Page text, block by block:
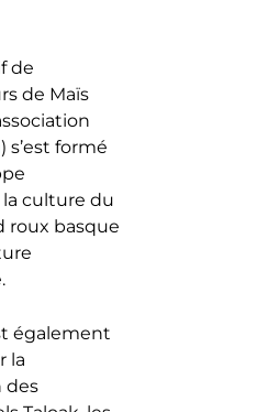
de
de Maïs
) s’est formé
culture du
roux basque
également
la
des